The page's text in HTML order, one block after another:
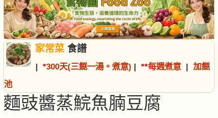
家常菜食譜
| *300天(三餸一湯。煮意) | **每週煮意 | 加餸
池
麵豉醬蒸鯇魚腩豆腐